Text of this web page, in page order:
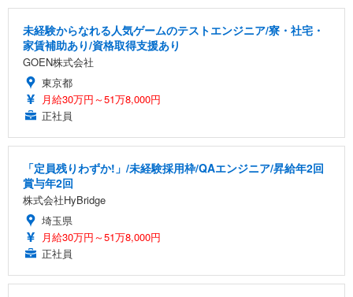
未経験からなれる人気ゲームのテストエンジニア/寮・社宅・
家賃補助あり/資格取得支援あり
GOEN株式会社
東京都
月給30万円～51万8,000円
正社員
「定員残りわずか!」/未経験採用枠/QAエンジニア/昇給年2回
賞与年2回
株式会社HyBridge
埼玉県
月給30万円～51万8,000円
正社員